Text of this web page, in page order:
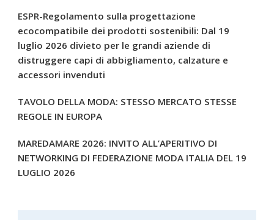
ESPR-Regolamento sulla progettazione
ecocompatibile dei prodotti sostenibili: Dal 19
luglio 2026 divieto per le grandi aziende di
distruggere capi di abbigliamento, calzature e
accessori invenduti
TAVOLO DELLA MODA: STESSO MERCATO STESSE
REGOLE IN EUROPA
MAREDAMARE 2026: INVITO ALL’APERITIVO DI
NETWORKING DI FEDERAZIONE MODA ITALIA DEL 19
LUGLIO 2026